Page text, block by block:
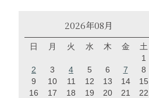
2026年08月
日 月 火 水 木 金
土
1
2
3 4 5 6 7
8
9
10 11 12 13 14
15
16
17 18 19 20 21
22